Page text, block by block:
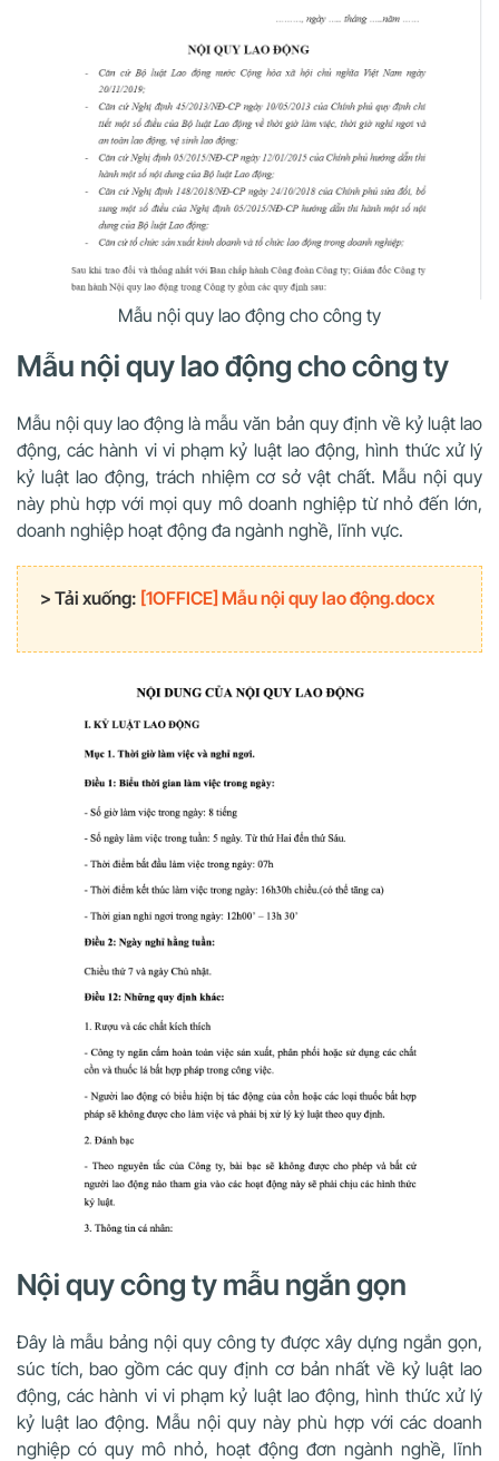
Mẫu nội quy lao động cho công ty
Mẫu nội quy lao động cho công ty
Mẫu nội quy lao động là mẫu văn bản quy định về kỷ luật lao
động, các hành vi vi phạm kỷ luật lao động, hình thức xử lý
kỷ luật lao động, trách nhiệm cơ sở vật chất. Mẫu nội quy
này phù hợp với mọi quy mô doanh nghiệp từ nhỏ đến lớn,
doanh nghiệp hoạt động đa ngành nghề, lĩnh vực.
> Tải xuống: [1OFFICE] Mẫu nội quy lao động.docx
Nội quy công ty mẫu ngắn gọn
Đây là mẫu bảng nội quy công ty được xây dựng ngắn gọn,
súc tích, bao gồm các quy định cơ bản nhất về kỷ luật lao
động, các hành vi vi phạm kỷ luật lao động, hình thức xử lý
kỷ luật lao động. Mẫu nội quy này phù hợp với các doanh
nghiệp có quy mô nhỏ, hoạt động đơn ngành nghề, lĩnh